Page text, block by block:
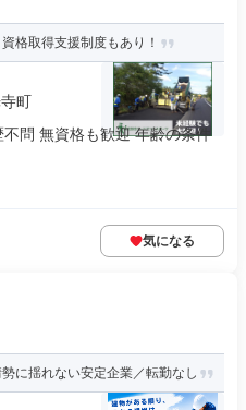
格取得支援制度もあり！
町
問 無資格も歓迎 年齢の条件
気になる
に揺れない安定企業／転勤なし